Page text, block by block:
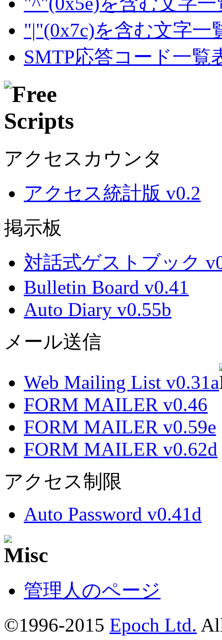
"|"(0x7c)を含む文字一
SMTP応答コード一覧
アクセスカウンタ
アクセス統計版 v0.2
掲示板
対話式ゲストブック
Bulletin Board v0.41
Auto Diary v0.55b
メール送信
Web Mailing List v0.31a
FORM MAILER v0.46
FORM MAILER v0.59e
FORM MAILER v0.62d
アクセス制限
Auto Password v0.41d
管理人のページ
©1996-2015 Epoch Ltd.